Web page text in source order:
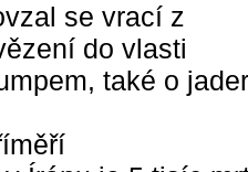
se vrací z
do vlasti
také o